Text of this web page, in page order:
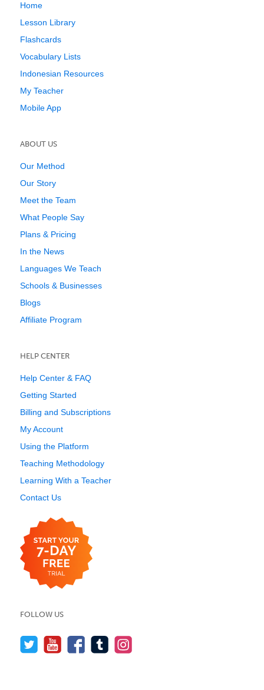
Home
Lesson Library
Flashcards
Vocabulary Lists
Indonesian Resources
My Teacher
Mobile App
ABOUT US
Our Method
Our Story
Meet the Team
What People Say
Plans & Pricing
In the News
Languages We Teach
Schools & Businesses
Blogs
Affiliate Program
HELP CENTER
Help Center & FAQ
Getting Started
Billing and Subscriptions
My Account
Using the Platform
Teaching Methodology
Learning With a Teacher
Contact Us
FOLLOW US